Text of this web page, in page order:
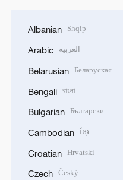
Albanian Shqip
Arabic العربية
Belarusian Беларуская
Bengali বাংলা
Bulgarian Български
Cambodian ខ្មែរ
Croatian Hrvatski
Czech Český